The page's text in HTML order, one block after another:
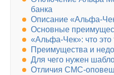
банка
Описание «Альфа-
Основные
«Альфа-Чек»: что это
Преимущества и
Для чего нужен
Отличия СМС-